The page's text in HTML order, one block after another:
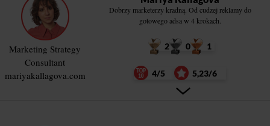
Marketing Strategy
Consultant
mariyakallagova.com
Dobrzy marketerzy kradną. Od cudzej reklamy do
gotowego adsa w 4 krokach.
2 0 1
4/5 5,23/6